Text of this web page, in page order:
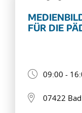
FÜR DIE
09:00 -
07422